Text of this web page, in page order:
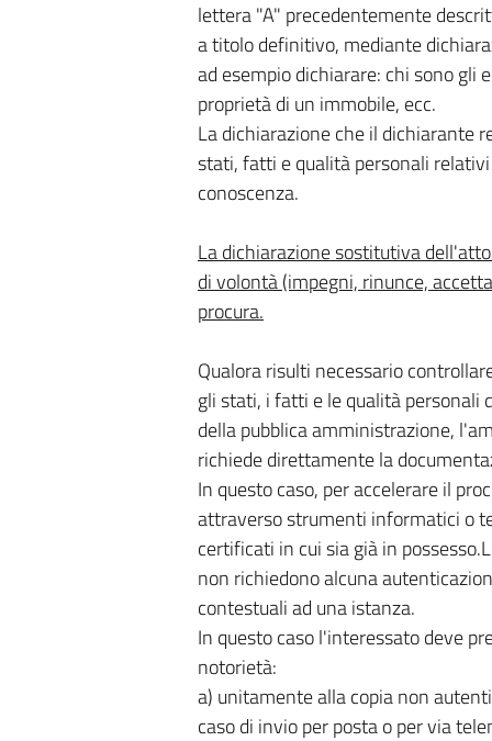
lettera "A" precedentemente
a titolo definitivo, mediante
ad esempio dichiarare: chi sono gli
proprietà di un immobile, ecc.
La dichiarazione che il dichiarante
stati, fatti e qualità personali
conoscenza.
La dichiarazione sostitutiva
di volontà (impegni, rinunce,
procura.
Qualora risulti necessario
gli stati, i fatti e le qualità personali
della pubblica amministrazione,
richiede direttamente la
In questo caso, per accelerare il
attraverso strumenti informatici o
certificati in cui sia già in
non richiedono alcuna
contestuali ad una istanza.
In questo caso l'interessato deve
notorietà:
a) unitamente alla copia non
caso di invio per posta o per via